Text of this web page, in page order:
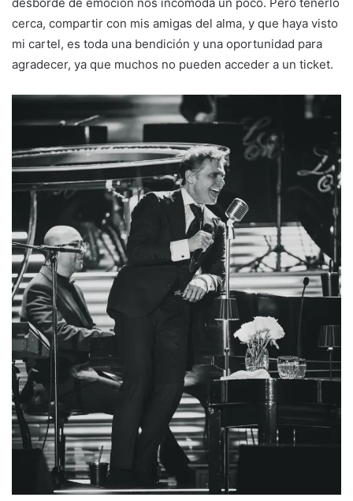
cerca, compartir con mis amigas del alma, y que haya visto
mi cartel, es toda una bendición y una oportunidad para
agradecer, ya que muchos no pueden acceder a un ticket.